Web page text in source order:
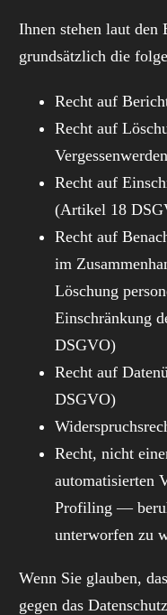
Ihnen stehen laut den
grundsätzlich die
Recht auf
Recht auf
Recht auf
(Artikel 18
Recht auf
im
Löschung
Einschränkung
DSGVO)
Recht auf
DSGVO)
Recht, nicht
automatisierten
Profiling —
unterworfen zu
Wenn Sie glauben,
gegen das